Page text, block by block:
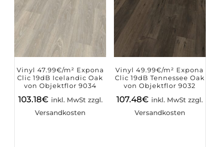
Vinyl 47.99€/m² Expona
Clic 19dB Icelandic Oak
von Objektflor 9034
103.18€ inkl. MwSt zzgl.
Versandkosten
Vinyl 49.99€/m² Expona
Clic 19dB Tennessee Oak
von Objektflor 9032
107.48€ inkl. MwSt zzgl.
Versandkosten